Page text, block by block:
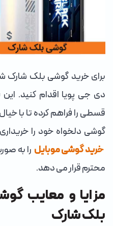
برای خرید گوشی بلک شارک
دی جی پویا اقدام کنید.
قسطی را فراهم کرده تا با
گوشی دلخواه خود را
خرید گوشی موبایل را به
محترم قرار می دهد.
مزایا و معایب
بلک شارک